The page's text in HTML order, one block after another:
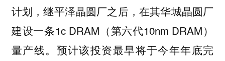
计划，继平泽晶圆厂之后，在其华城晶圆厂
建设一条1c DRAM（第六代10nm DRAM）
量产线。预计该投资最早将于今年年底完